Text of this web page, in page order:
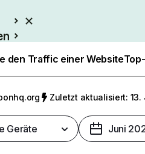
den Traffic einer Website
Zuletzt aktualisiert: 13.
Geräte Juni